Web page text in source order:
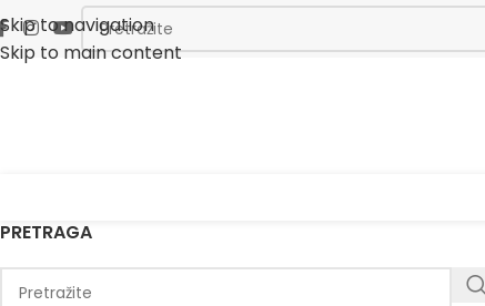
Skip to navigation
Skip to main content
PRETRAGA